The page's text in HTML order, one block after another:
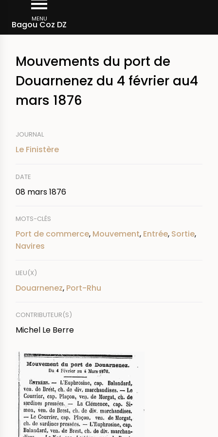
contenu
MENU
Bagou Coz DZ
d'Ariane
Rechercher dans la presse
Mouvements du port de
Douarnenez du 4 février au4
mars 1876
JOURNAL
Le Finistère
DATE
08 mars 1876
MOTS-CLÉS
Port de commerce, Mouvement, Entrée, Sortie,
Navires
LIEU(X)
Douarnenez, Port-Rhu
CONTRIBUTEUR(S)
Michel Le Berre
IMAGE